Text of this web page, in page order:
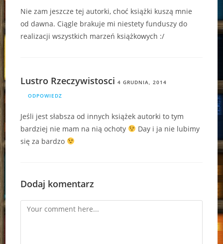
Nie zam jeszcze tej autorki, choć książki kuszą mnie
od dawna. Ciągle brakuje mi niestety funduszy do
realizacji wszystkich marzeń książkowych :/
Lustro Rzeczywistosci 4 GRUDNIA, 2014
ODPOWIEDZ
Jeśli jest słabsza od innych książek autorki to tym
bardziej nie mam na nią ochoty
Day i ja nie lubimy
się za bardzo
Dodaj komentarz
Comment